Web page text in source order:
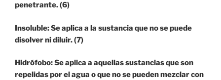
penetrante. (6)
Insoluble: Se aplica a la sustancia que no se puede
disolver ni diluir. (7)
Hidrófobo: Se aplica a aquellas sustancias que son
repelidas por el agua o que no se pueden mezclar con